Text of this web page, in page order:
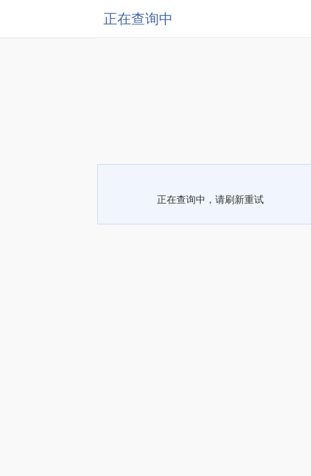
正在查询中
正在查询中，请刷新重试